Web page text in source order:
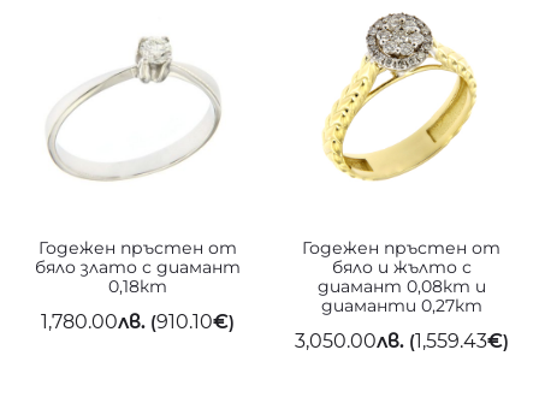
Годежен пръстен от
бяло злато с диамант
0,18кт
1,780.00лв. (910.10€)
Годежен пръстен от
бяло и жълто с
диамант 0,08кт и
диаманти 0,27кт
3,050.00лв.(1,559.43€)